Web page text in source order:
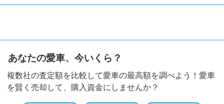
あなたの愛車、今いくら？
複数社の査定額を比較して愛車の最高額を調べよう！愛車
を賢く売却して、購入資金にしませんか？